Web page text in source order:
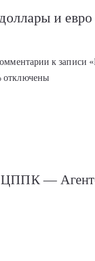
и
к записи
отключены
—